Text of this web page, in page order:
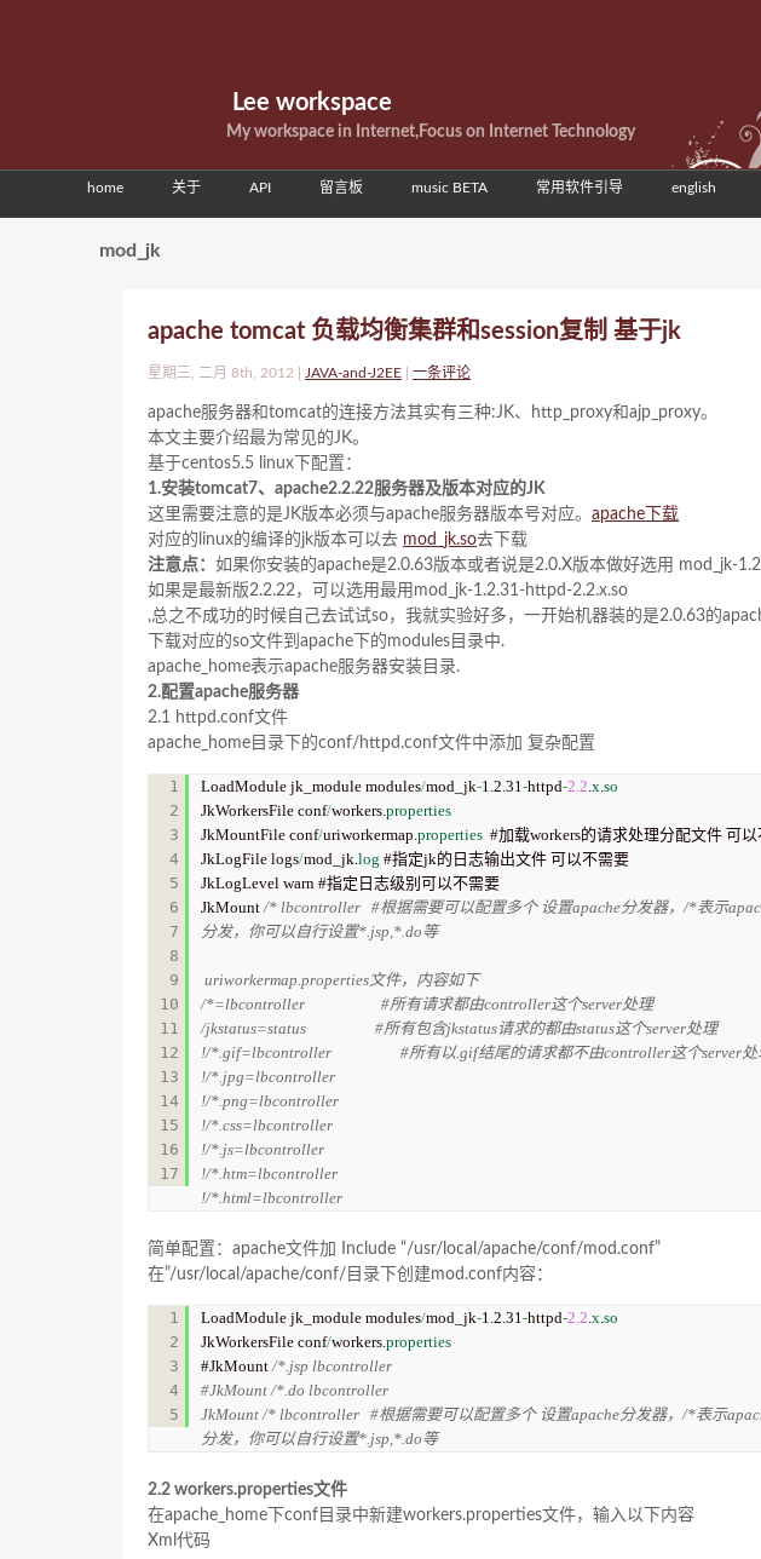
Lee workspace
My workspace in Internet,Focus on Internet Technology
home 关于 API 留言板 music BETA 常用软件引导 english
mod_jk
apache tomcat 负载均衡集群和session复制 基于jk
星期三, 二月 8th, 2012 | JAVA-and-J2EE 一条评论
apache服务器和tomcat的连接方法其实有三种:JK、http_proxy和ajp_proxy。
本文主要介绍最为常见的JK。
基于centos5.5 linux下配置：
1.安装tomcat7、apache2.2.22服务器及版本对应的JK
这里需要注意的是JK版本必须与apache服务器版本号对应。 apache下载
对应的linux的编译的jk版本可以去 mod_jk.so去下载
注意点： 如果你安装的apache是2.0.63版本或者说是2.0.X版本做好选用 mod_jk-
如果是最新版2.2.22，可以选用最用mod_jk-1.2.31-httpd-2.2.x.so
,总之不成功的时候自己去试试so，我就实验好多，一开始机器装的是2.0.63的
下载对应的so文件到apache下的modules目录中.
apache_home表示apache服务器安装目录.
2.配置apache服务器
2.1 httpd.conf文件
apache_home目录下的conf/httpd.conf文件中添加 复杂配置
1
2
3
4
5
6
7
8
9
10
11
12
13
14
15
16
LoadModule jk_module modules/mod_jk-1.2.31-httpd-2.2.x.so
JkWorkersFile conf/workers.properties
JkMountFile conf/uriworkermap.properties
#加载workers的请求处理分配文件 可
JkLogFile logs/mod_jk.log #指定jk的日志输出文件 可以不需要
JkLogLevel warn #指定日志级别可以不需要
JkMount /* lbcontroller   #根据需要可以配置多个 设置apache分发器，/*表示
分发，你可以自行设置*.jsp,*.do等
/*=lbcontroller                     #所有请求都由controller这个server处理
/jkstatus=status                   #所有包含jkstatus请求的都由status这个server处理
!/*.gif=lbcontroller                   #所有以.gif结尾的请求都不由controller这个server
!/*.jpg=lbcontroller
!/*.png=lbcontroller
!/*.css=lbcontroller
!/*.js=lbcontroller
!/*.htm=lbcontroller
!/*.html=lbcontroller
简单配置：apache文件加 Include “/usr/local/apache/conf/mod.conf”
在”/usr/local/apache/conf/目录下创建mod.conf内容：
1
2
3
4
LoadModule jk_module modules/mod_jk-1.2.31-httpd-2.2.x.so
JkWorkersFile conf/workers.properties
#JkMount /*.jsp lbcontroller
#JkMount /*.do lbcontroller
JkMount /* lbcontroller   #根据需要可以配置多个 设置apache分发器，/*表示
分发，你可以自行设置*.jsp,*.do等
2.2 workers.properties文件
在apache_home下conf目录中新建workers.properties文件，输入以下内容
Xml代码